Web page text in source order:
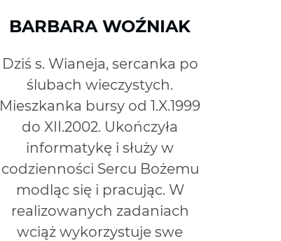
BARBARA WOŹNIAK
Dziś s. Wianeja, sercanka po
ślubach wieczystych.
Mieszkanka bursy od 1.X.1999
do XII.2002. Ukończyła
informatykę i służy w
codzienności Sercu Bożemu
modląc się i pracując. W
realizowanych zadaniach
wciąż wykorzystuje swe